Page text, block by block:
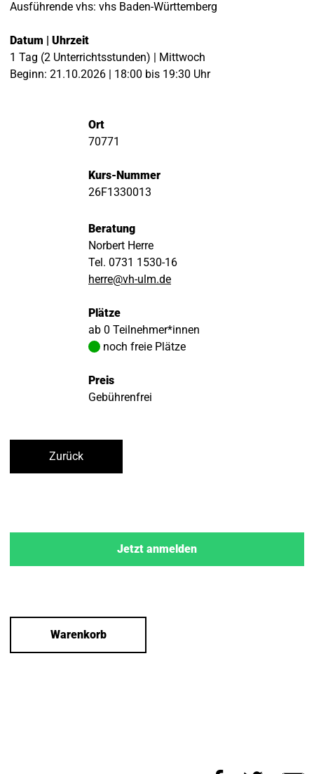
Ausführende vhs: vhs Baden-Württemberg
Datum | Uhrzeit
1 Tag (2 Unterrichtsstunden) | Mittwoch
Beginn: 21.10.2026 | 18:00 bis 19:30 Uhr
Ort
70771
Kurs-Nummer
26F1330013
Beratung
Norbert Herre
Tel. 0731 1530-16
herre@vh-ulm.de
Plätze
ab 0 Teilnehmer*innen
noch freie Plätze
Preis
Gebührenfrei
Zurück
Jetzt anmelden
Warenkorb